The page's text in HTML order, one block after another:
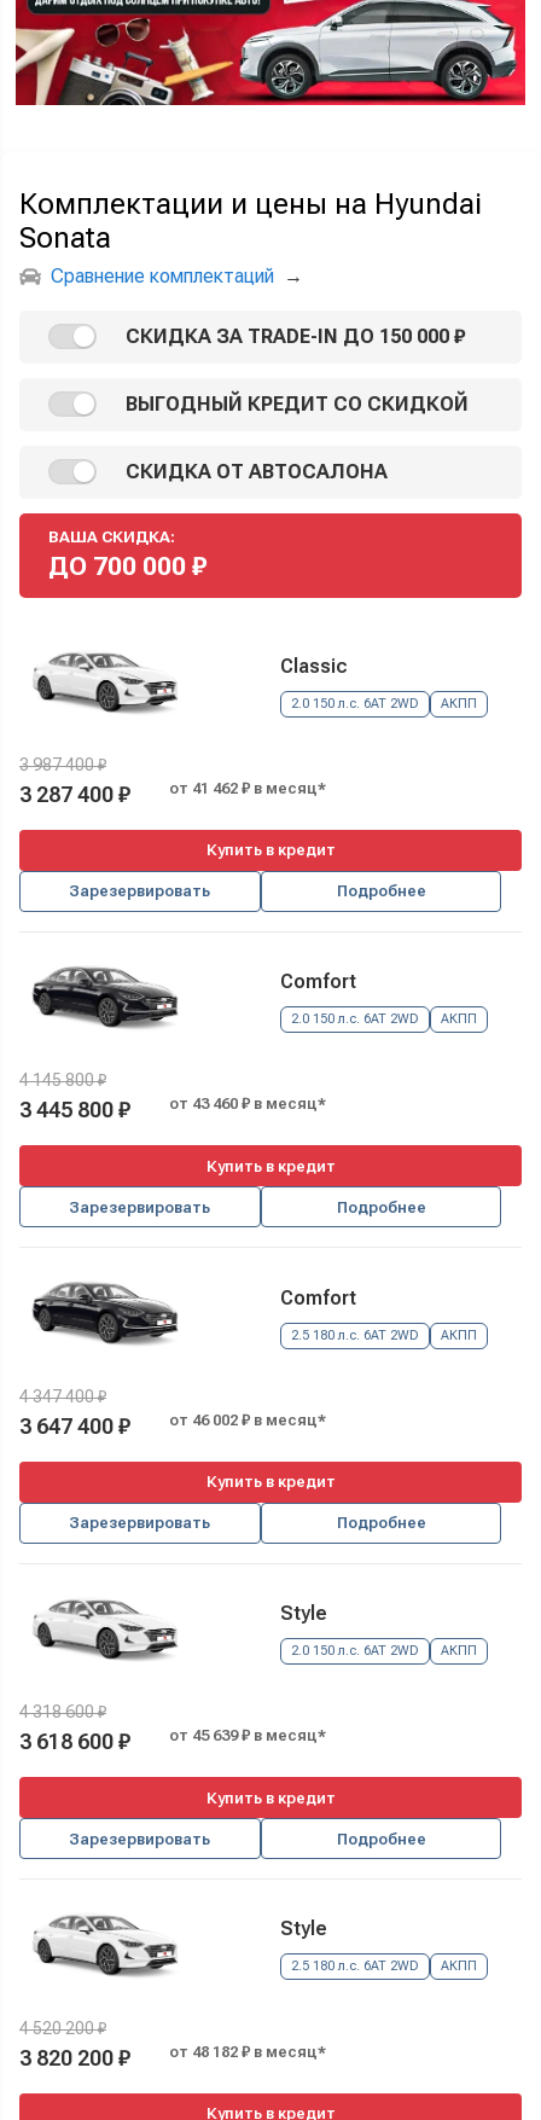
Комплектации и цены на Hyundai
Sonata
Сравнение комплектаций →
СКИДКА ЗА TRADE-IN ДО 150 000 ₽
ВЫГОДНЫЙ КРЕДИТ СО СКИДКОЙ
СКИДКА ОТ АВТОСАЛОНА
ВАША СКИДКА:
ДО 700 000 ₽
Classic
2.0 150 л.с. 6AT 2WD АКПП
3 987 400 ₽
3 287 400 ₽ от 41 462 ₽ в месяц*
Купить в кредит
Зарезервировать Подробнее
Comfort
2.0 150 л.с. 6AT 2WD АКПП
4 145 800 ₽
3 445 800 ₽ от 43 460 ₽ в месяц*
Купить в кредит
Зарезервировать Подробнее
Comfort
2.5 180 л.с. 6AT 2WD АКПП
4 347 400 ₽
3 647 400 ₽ от 46 002 ₽ в месяц*
Купить в кредит
Зарезервировать Подробнее
Style
2.0 150 л.с. 6AT 2WD АКПП
4 318 600 ₽
3 618 600 ₽ от 45 639 ₽ в месяц*
Купить в кредит
Зарезервировать Подробнее
Style
2.5 180 л.с. 6AT 2WD АКПП
4 520 200 ₽
3 820 200 ₽ от 48 182 ₽ в месяц*
Купить в кредит